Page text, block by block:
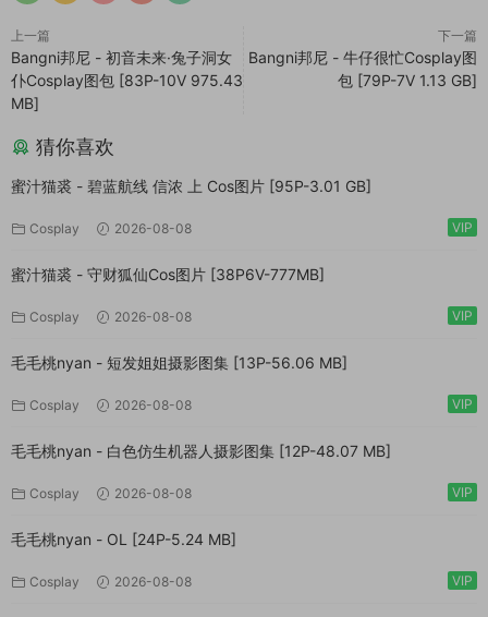
上一篇
Bangni邦尼 - 初音未来·兔子洞女
仆Cosplay图包 [83P-10V 975.43
MB]
下一篇
Bangni邦尼 - 牛仔很忙Cosplay图
包 [79P-7V 1.13 GB]
猜你喜欢
蜜汁猫裘 - 碧蓝航线 信浓 上 Cos图片 [95P-3.01 GB]
Cosplay 2026-08-08 VIP
蜜汁猫裘 - 守财狐仙Cos图片 [38P6V-777MB]
Cosplay 2026-08-08 VIP
毛毛桃nyan - 短发姐姐摄影图集 [13P-56.06 MB]
Cosplay 2026-08-08 VIP
毛毛桃nyan - 白色仿生机器人摄影图集 [12P-48.07 MB]
Cosplay 2026-08-08 VIP
毛毛桃nyan - OL [24P-5.24 MB]
Cosplay 2026-08-08 VIP